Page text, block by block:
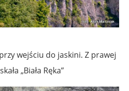
wejściu do jaskini. Z prawej
„Biała Ręka”